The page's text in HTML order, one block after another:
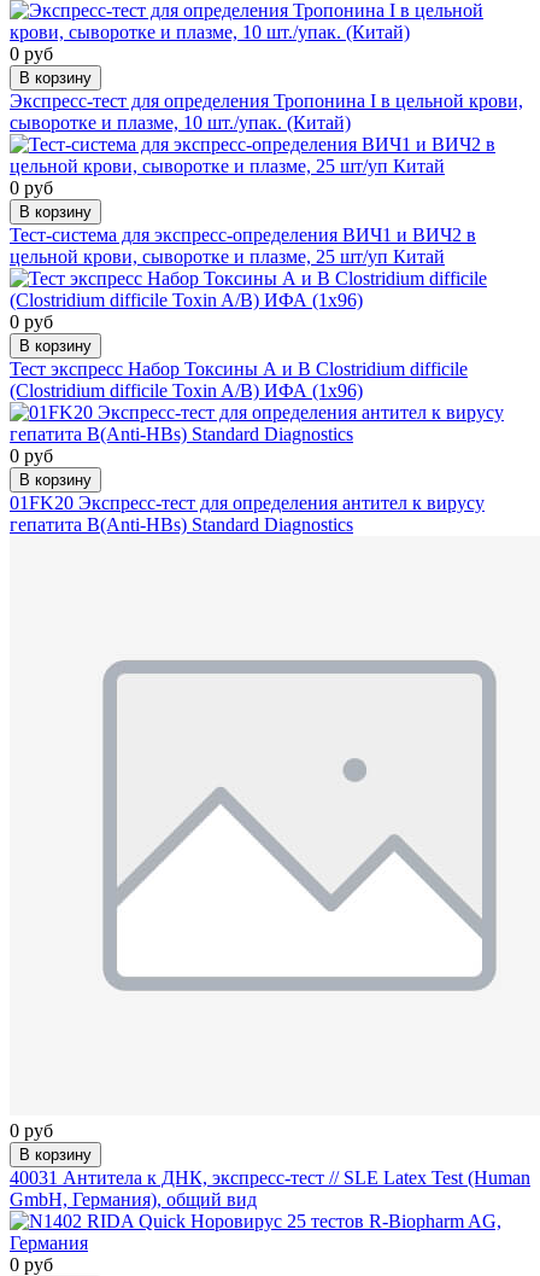
0 руб
В корзину
Экспресс-тест для определения Тропонина I в цельной крови,
сыворотке и плазме, 10 шт./упак. (Китай)
0 руб
В корзину
Тест-система для экспресс-определения ВИЧ1 и ВИЧ2 в
цельной крови, сыворотке и плазме, 25 шт/уп Китай
0 руб
В корзину
Тест экспресс Набор Токсины А и В Clostridium difficile
(Clostridium difficile Toxin A/B) ИФА (1х96)
0 руб
В корзину
01FK20 Экспресс-тест для определения антител к вирусу
гепатита В(Anti-HBs) Standard Diagnostics
0 руб
В корзину
40031 Антитела к ДНК, экспресс-тест // SLE Latex Test (Human
GmbH, Германия), общий вид
0 руб